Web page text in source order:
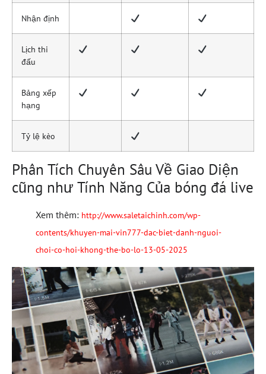
Nhận định
Lịch thi
đấu
Bảng xếp
hạng
Tỷ lệ kèo
Phân Tích Chuyên Sâu Về Giao Diện
cũng như Tính Năng Của bóng đá live
Xem thêm: http://www.saletaichinh.com/wp-
contents/khuyen-mai-vin777-dac-biet-danh-nguoi-
choi-co-hoi-khong-the-bo-lo-13-05-2025